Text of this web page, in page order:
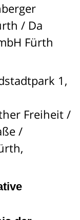
/ Da
Fürth
1,
Freiheit /
/